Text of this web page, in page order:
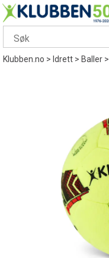
Klubben.no> Idrett>Baller>